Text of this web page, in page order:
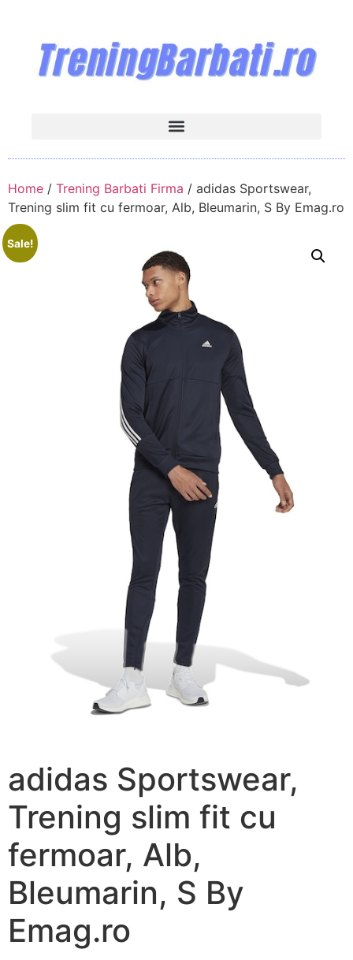
Home / Trening Barbati Firma / adidas Sportswear,
Trening slim fit cu fermoar, Alb, Bleumarin, S By Emag.ro
Sale!
adidas Sportswear,
Trening slim fit cu
fermoar, Alb,
Bleumarin, S By
Emag.ro